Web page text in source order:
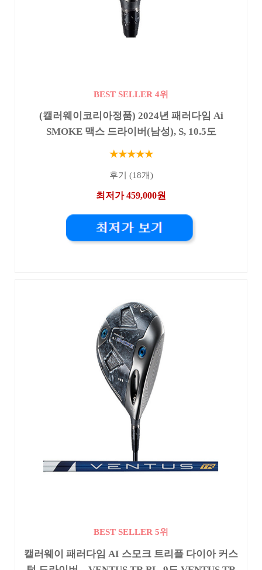
BEST SELLER 4위
(캘러웨이코리아정품) 2024년 패러다임 Ai
SMOKE 맥스 드라이버(남성), S, 10.5도
★★★★★
후기 (18개)
최저가 459,000원
BEST SELLER 5위
캘러웨이 패러다임 AI 스모크 트리플 다이아 커스